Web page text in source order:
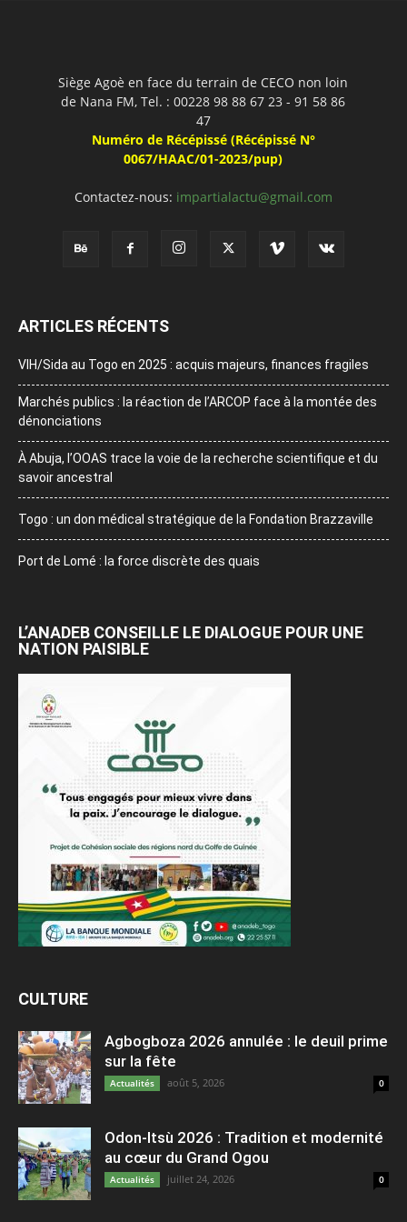
Siège Agoè en face du terrain de CECO non loin
de Nana FM, Tel. : 00228 98 88 67 23 - 91 58 86
47
Numéro de Récépissé (Récépissé N°
0067/HAAC/01-2023/pup)
Contactez-nous: impartialactu@gmail.com
ARTICLES RÉCENTS
VIH/Sida au Togo en 2025 : acquis majeurs, finances fragiles
Marchés publics : la réaction de l’ARCOP face à la montée des
dénonciations
À Abuja, l’OOAS trace la voie de la recherche scientifique et du
savoir ancestral
Togo : un don médical stratégique de la Fondation Brazzaville
Port de Lomé : la force discrète des quais
L’ANADEB CONSEILLE LE DIALOGUE POUR UNE
NATION PAISIBLE
CULTURE
Agbogboza 2026 annulée : le deuil prime
sur la fête
Actualités août 5, 2026 0
Odon-Itsù 2026 : Tradition et modernité
au cœur du Grand Ogou
Actualités juillet 24, 2026 0